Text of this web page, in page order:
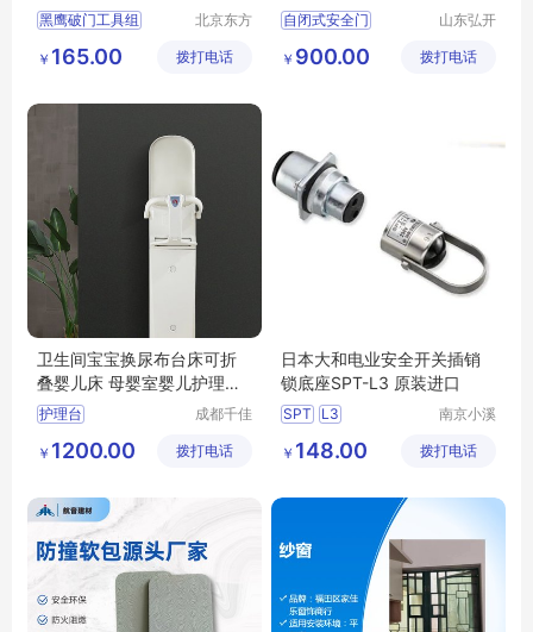
黑鹰破门工具组
拆工具4件套
北京东方
有限公司
￥ 165.00 拨打电话
自闭式安全门
山东弘开
有限公司
￥ 900.00 拨打电话
卫生间宝宝换尿布台床可折
叠婴儿床 母婴室婴儿护理台
安全座椅
护理台
卫生间护理台
成都千佳
公司
￥ 1200.00 拨打电话
日本大和电业安全开关插销
锁底座SPT-L3 原装进口
SPT
L3
L3安全开关
南京小溪
有限公司
￥ 148.00 拨打电话